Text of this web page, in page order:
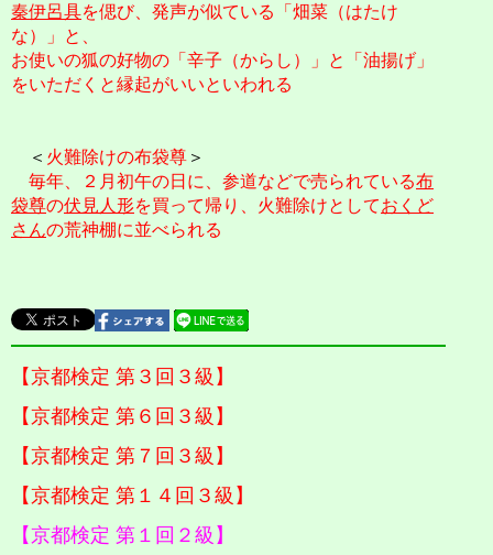
秦伊呂具を偲び、発声が似ている「畑菜（はたけ
な）」と、
お使いの狐の好物の「辛子（からし）」と「油揚げ」
をいただくと縁起がいいといわれる
＜ 火難除けの布袋尊 ＞
毎年、２月初午の日に、参道などで売られている布
袋尊の伏見人形を買って帰り、火難除けとしておくど
さんの荒神棚に並べられる
【京都検定 第３回３級】
【京都検定 第６回３級】
【京都検定 第７回３級】
【京都検定 第１４回３級】
【京都検定 第１回２級】